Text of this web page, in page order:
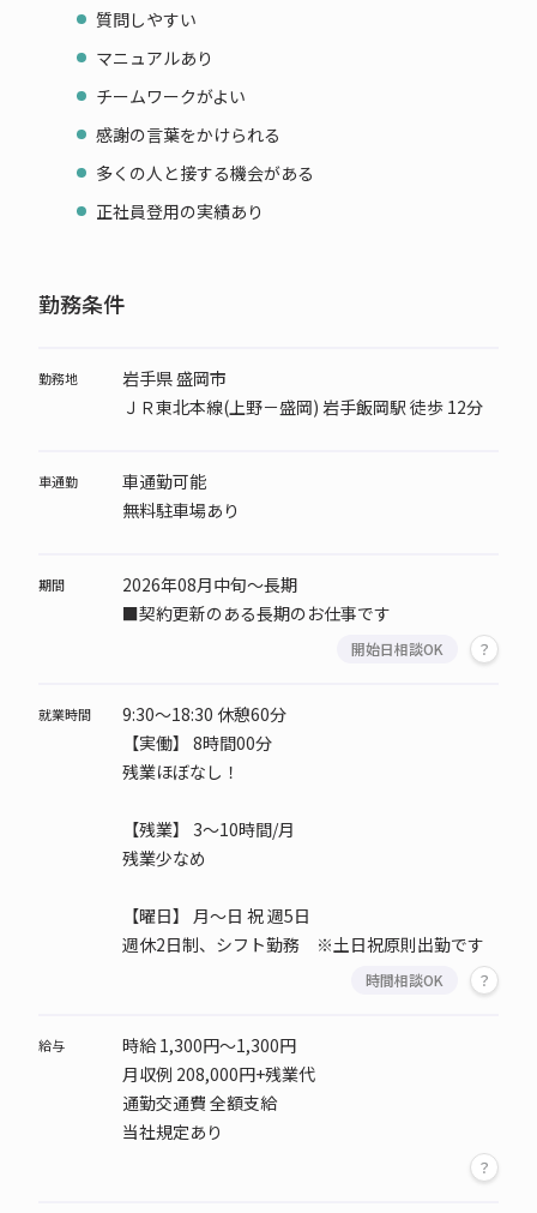
質問しやすい
マニュアルあり
チームワークがよい
感謝の言葉をかけられる
多くの人と接する機会がある
正社員登用の実績あり
勤務条件
勤務地
岩手県 盛岡市
ＪＲ東北本線(上野－盛岡) 岩手飯岡駅 徒歩 12分
車通勤
車通勤可能
無料駐車場あり
期間
2026年08月中旬～長期
■契約更新のある長期のお仕事です
開始日相談OK
就業時間
9:30～18:30 休憩60分
【実働】 8時間00分
残業ほぼなし！
【残業】 3～10時間/月
残業少なめ
【曜日】
月～日 祝 週5日
週休2日制、シフト勤務 ※土日祝原則出勤です
時間相談OK
給与
時給 1,300円～1,300円
月収例 208,000円+残業代
通勤交通費 全額支給
当社規定あり